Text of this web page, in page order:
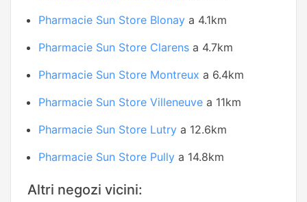
Pharmacie Sun Store Blonay a 4.1km
Pharmacie Sun Store Clarens a 4.7km
Pharmacie Sun Store Montreux a 6.4km
Pharmacie Sun Store Villeneuve a 11km
Pharmacie Sun Store Lutry a 12.6km
Pharmacie Sun Store Pully a 14.8km
Altri negozi vicini: